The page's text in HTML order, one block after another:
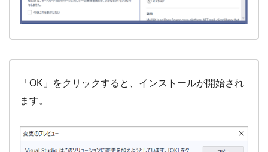
「OK」をクリックすると、インストールが開始され
ます。